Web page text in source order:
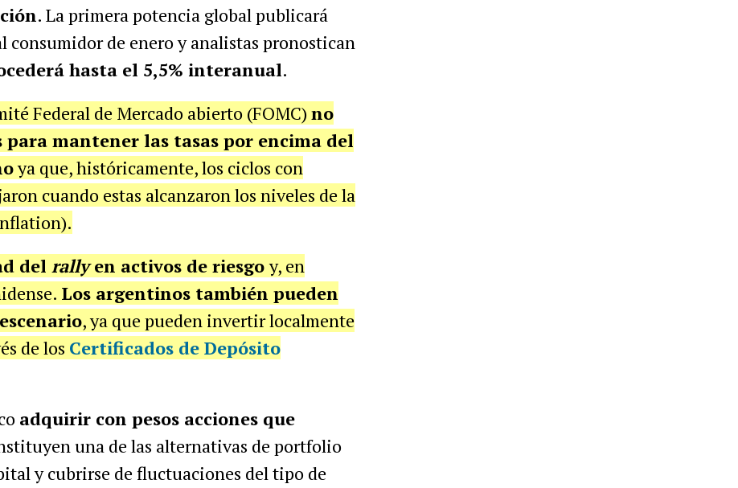
. La primera potencia global publicará
consumidor de enero y analistas pronostican
hasta el 5,5% interanual.
Federal de Mercado abierto (FOMC) no
mantener las tasas por encima del
ya que, históricamente, los ciclos con
cuando estas alcanzaron los niveles de la
del rallyen activos de riesgoy, en
Los argentinos también pueden
, ya que pueden invertir localmente
de los Certificados de Depósito
adquirir con pesos acciones que
una de las alternativas de portfolio
y cubrirse de fluctuaciones del tipo de